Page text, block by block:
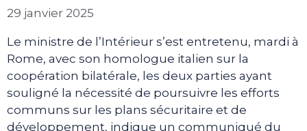
29 janvier 2025
Le ministre de l’Intérieur s’est entretenu, mardi à
Rome, avec son homologue italien sur la
coopération bilatérale, les deux parties ayant
souligné la nécessité de poursuivre les efforts
communs sur les plans sécuritaire et de
développement, indique un communiqué du